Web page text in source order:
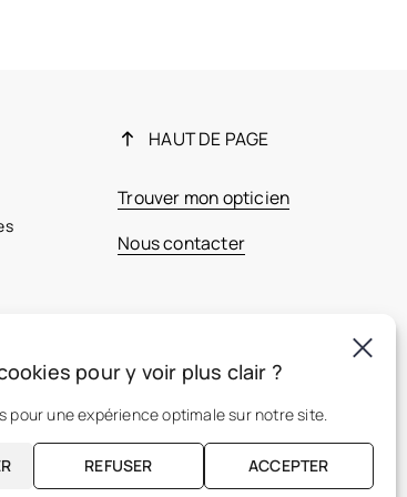
HAUT DE PAGE
Trouver mon opticien
Nous contacter
FR
pour y voir plus clair ?
pour une expérience optimale sur notre site.
ACCEPTER
REFUSER